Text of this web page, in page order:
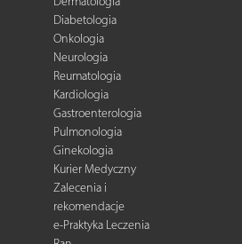
Diabetologia
Onkologia
Neurologia
Reumatologia
Kardiologia
Gastroenterologia
Pulmonologia
Ginekologia
Kurier Medyczny
Zalecenia i
rekomendacje
e-Praktyka Leczenia